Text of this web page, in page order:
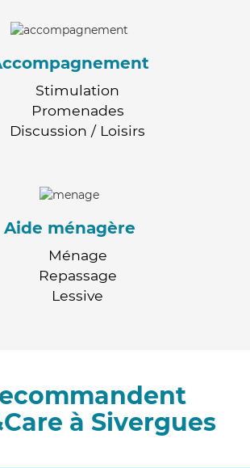
Stimulation
Promenades
Discussion / Loisirs
Aide ménagère
Ménage
Repassage
Lessive
à Sivergues